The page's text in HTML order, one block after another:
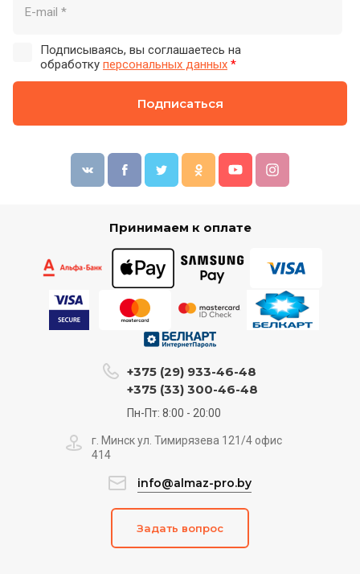
Подписываясь, вы соглашаетесь на
обработку персональных данных *
Подписаться
Принимаем к оплате
+375 (29) 933-46-48
+375 (33) 300-46-48
Пн-Пт: 8:00 - 20:00
г. Минск ул. Тимирязева 121/4 офис
414
info@almaz-pro.by
Задать вопрос